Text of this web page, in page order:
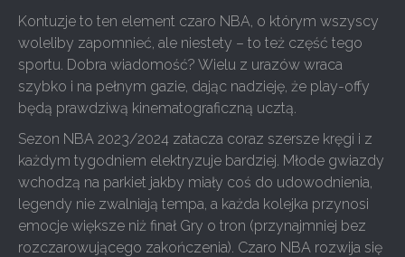
Kontuzje to ten element czaro NBA, o którym wszyscy
woleliby zapomnieć, ale niestety – to też część tego
sportu. Dobra wiadomość? Wielu z urazów wraca
szybko i na pełnym gazie, dając nadzieję, że play-offy
będą prawdziwą kinematograficzną ucztą.
Sezon NBA 2023/2024 zatacza coraz szersze kręgi i z
każdym tygodniem elektryzuje bardziej. Młode gwiazdy
wchodzą na parkiet jakby miały coś do udowodnienia,
legendy nie zwalniają tempa, a każda kolejka przynosi
emocje większe niż finał Gry o tron (przynajmniej bez
rozczarowującego zakończenia). Czaro NBA rozwija się